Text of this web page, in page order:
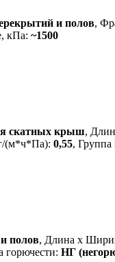
и полов,
кПа: ~1500
скатных крыш,
(м*ч*Па): 0,55, Группа
полов, Длина х
горючести: НГ